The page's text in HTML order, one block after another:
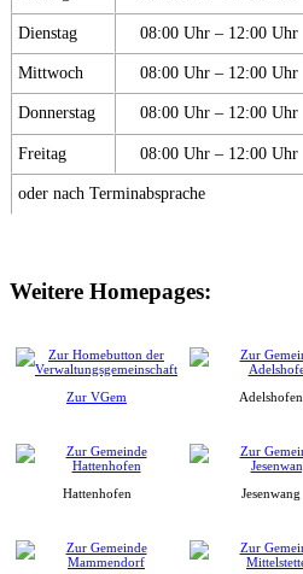
Dienstag 08:00 Uhr – 12:00 Uhr
Mittwoch 08:00 Uhr – 12:00 Uhr
Donnerstag 08:00 Uhr – 12:00 Uhr
Freitag 08:00 Uhr – 12:00 Uhr
oder nach Terminabsprache
Weitere Homepages:
Zur VGem Adelshofen
Hattenhofen Jesenwang